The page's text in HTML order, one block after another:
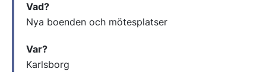
Vad?
Nya boenden och mötesplatser
Var?
Karlsborg